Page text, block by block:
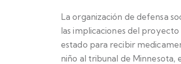
La organización de defensa
las implicaciones del
estado para recibir
niño al tribunal de Minnesota,